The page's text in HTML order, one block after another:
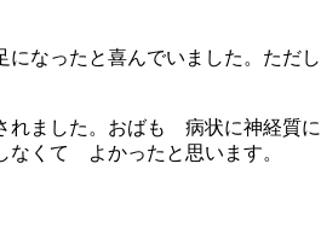
なったと喜んでいました。ただ
ました。おばも 病状に神経質
なくて よかったと思います。